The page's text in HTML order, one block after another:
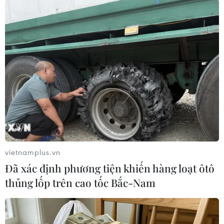
#Du lịch #Thủ tướng Anh
#Liên minh châu Âu
#EU #Brexit
#David Davis
Anh
Theo dõi VietnamPlus
TIN LIÊN QUAN
vietnamplus.vn
Đã xác định phương tiện khiến hàng loạt ôtô
thủng lốp trên cao tốc Bắc-Nam